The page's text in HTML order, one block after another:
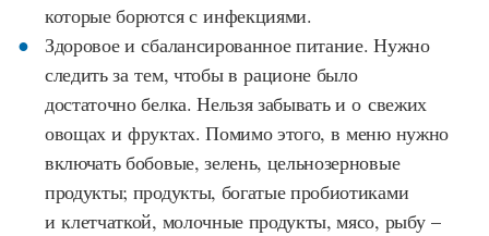
которые борются с инфекциями.
Здоровое и сбалансированное питание. Нужно
следить за тем, чтобы в рационе было
достаточно белка. Нельзя забывать и о свежих
овощах и фруктах. Помимо этого, в меню нужно
включать бобовые, зелень, цельнозерновые
продукты; продукты, богатые пробиотиками
и клетчаткой, молочные продукты, мясо, рыбу –